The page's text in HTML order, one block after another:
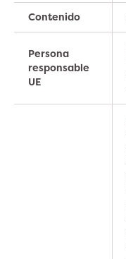
Contenido
Persona
responsable
UE